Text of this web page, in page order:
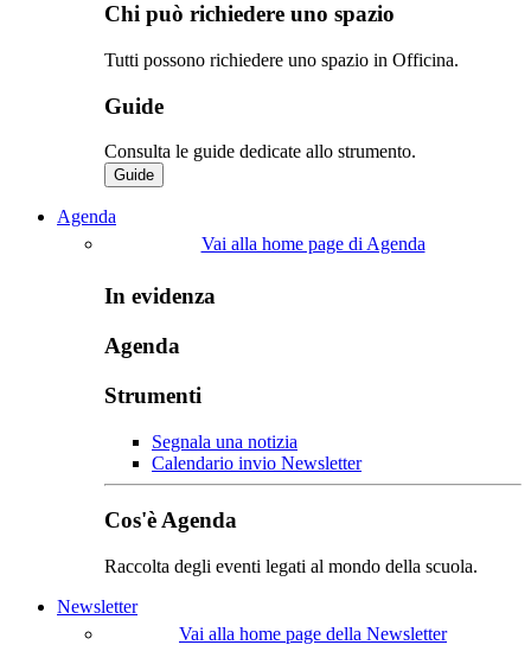
Chi può richiedere uno spazio
Tutti possono richiedere uno spazio in Officina.
Guide
Consulta le guide dedicate allo strumento.
Guide
Agenda
Vai alla home page di Agenda
In evidenza
Agenda
Strumenti
Segnala una notizia
Calendario invio Newsletter
Cos'è Agenda
Raccolta degli eventi legati al mondo della scuola.
Newsletter
Vai alla home page della Newsletter